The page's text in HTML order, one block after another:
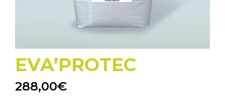
EVA’PROTEC
288,00€